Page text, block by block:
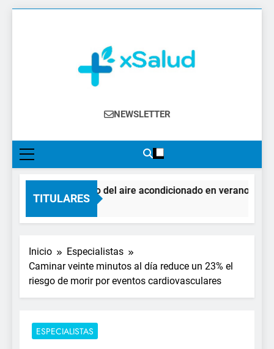
XSalud
Noticias Del Sector Salud. Congresos Y
Farmacéutica, Atención Primaria,
Especialistas, Farmacia, Etc…
NEWSLETTER
TITULARES
El impacto del aire acondicionado en verano:
2 Días Atrás
Inicio
Especialistas
Caminar veinte minutos al día reduce un 23% el
riesgo de morir por eventos cardiovasculares
ESPECIALISTAS